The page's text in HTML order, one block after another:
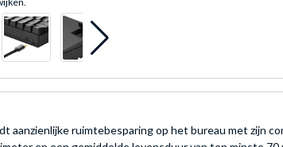
aanzienlijke ruimtebesparing op het bureau met zijn